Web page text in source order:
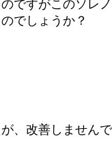
ですがこのソレ
でしょうか？
、改善しません